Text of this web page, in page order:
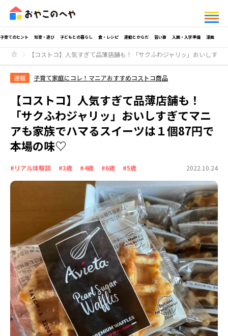
子育てのヒント 知育・遊び 子どもとの暮らし 食・レシピ 運動とからだ 習い事 入園・入学準備 漫画
【コストコ】人気すぎて品薄店舗も！「サクふわジャリッ」おいしす
連載 子育て家庭にコレ！マニアおすすめコストコ商品
【コストコ】人気すぎて品薄店舗も！
「サクふわジャリッ」おいしすぎてマニ
アも家族でハマるスイーツは１個87円で
本場の味♡
#リアル体験談 #3歳 #4歳 #6歳 #5歳 2022.10.24